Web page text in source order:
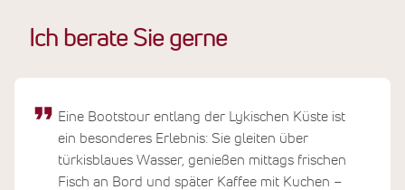
Ich berate Sie gerne
Eine Bootstour entlang der Lykischen Küste ist
ein besonderes Erlebnis: Sie gleiten über
türkisblaues Wasser, genießen mittags frischen
Fisch an Bord und später Kaffee mit Kuchen –